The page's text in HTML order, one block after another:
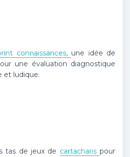
connaissances, une idée de
une évaluation diagnostique
et ludique.
tas de jeux de cartacharispour